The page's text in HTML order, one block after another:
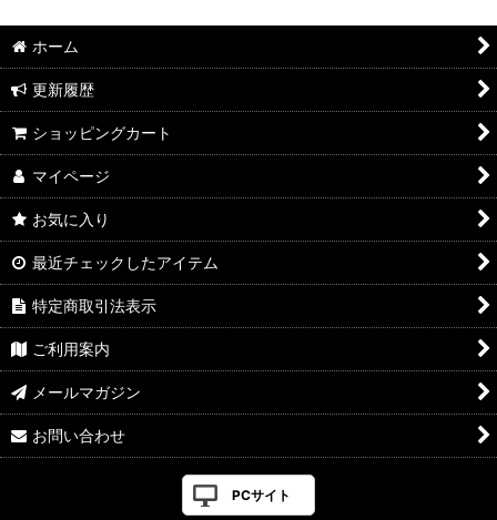
ホーム
更新履歴
ショッピングカート
マイページ
お気に入り
最近チェックしたアイテム
特定商取引法表示
ご利用案内
メールマガジン
お問い合わせ
PCサイト